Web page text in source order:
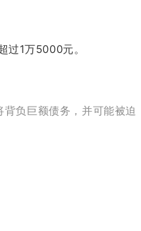
过1万5000元。
负巨额债务，并可能被迫